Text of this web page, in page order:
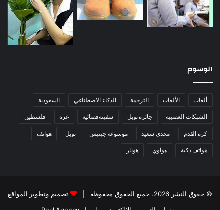
الوسوم
ألعاب الألعاب الترجمة الذكاء الاصطناعي السعودية
الشبكات العصبية جائزة نوبل سفينةفضائية غزة فلسطين
كرة القدم مجدي سعيد موسوعة جينيس نوبل هواتف
هواتف ذكية هواوي هونار
© حقوق النشر 2026، جميع الحقوق محفوظة |
تصميم وتطوير المواقع